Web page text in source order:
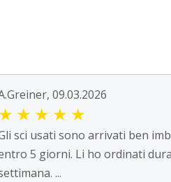
09.03.2026
★ ★ ★ ★ ★
sci usati sono arrivati ben
5 giorni. Li ho ordinati
...